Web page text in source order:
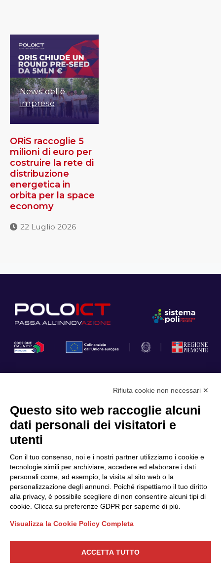
News delle
imprese
ORiS raccoglie 5
milioni di euro per
costruire la rete di
distribuzione
energetica in
orbita per la space
economy
22 Luglio 2026
Cookie Policy
Scopri il Polo
Partner
Finanziamenti e bandi
Internazionalizzazione
News & Eventi
Privacy
Seguici
CONTATTACI
Rifiuta cookie non necessari ✕
Questo sito web raccoglie alcuni
dati personali dei visitatori e
utenti
Con il tuo consenso, noi e i nostri partner utilizziamo i cookie e
tecnologie simili per archiviare, accedere ed elaborare i dati
personali come, ad esempio, la visita al sito web o la
personalizzazione degli annunci. Poiché rispettiamo il tuo diritto
alla privacy, è possibile scegliere di non consentire alcuni tipi di
cookie. Clicca su preferenze GDPR per saperne di più.
Visualizza la Cookie Policy Completa
ACCETTA TUTTO